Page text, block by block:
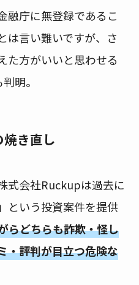
融庁に無登録であるこ
は言い難いですが、さ
た方がいいと思わせる
明。
焼き直し
式会社Ruckupは過去に
という投資案件を提供
らどちらも詐欺・怪し
・評判が目立つ危険な